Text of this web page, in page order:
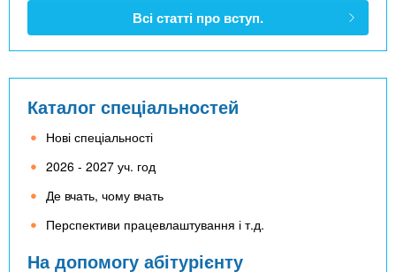
Всі статті про вступ.
Каталог спеціальностей
Нові спеціальності
2026 - 2027 уч. год
Де вчать, чому вчать
Перспективи працевлаштування і т.д.
На допомогу абітурієнту